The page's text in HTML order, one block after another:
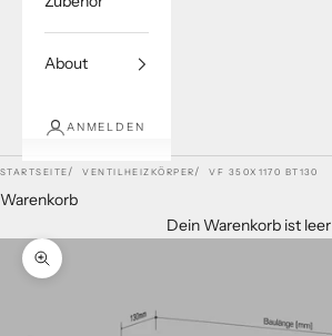
About
ANMELDEN
STARTSEITE VENTILHEIZKÖRPER VF 350X1170 BT130
Warenkorb
Dein Warenkorb ist leer
Bild vergrößern